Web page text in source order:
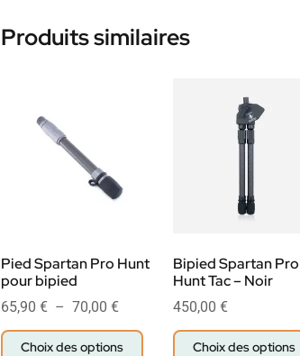
Produits similaires
Pied Spartan Pro Hunt
pour bipied
65,90 € – 70,00 €
Choix des options
Bipied Spartan Pro
Hunt Tac – Noir
450,00€
Choix des options